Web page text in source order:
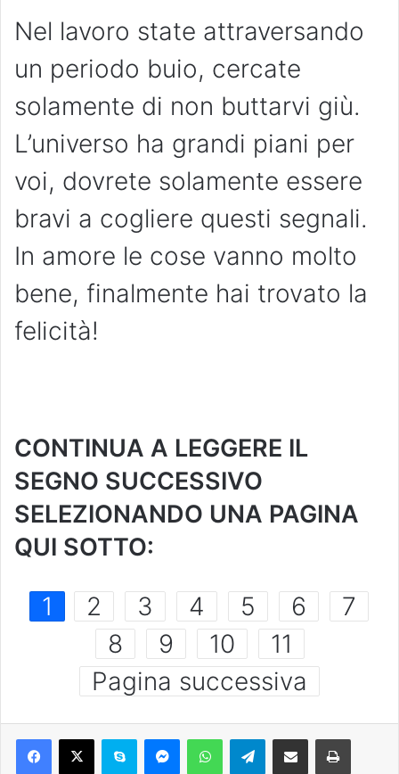
Nel lavoro state attraversando
un periodo buio, cercate
solamente di non buttarvi giù.
L’universo ha grandi piani per
voi, dovrete solamente essere
bravi a cogliere questi segnali.
In amore le cose vanno molto
bene, finalmente hai trovato la
felicità!
CONTINUA A LEGGERE IL
SEGNO SUCCESSIVO
SELEZIONANDO UNA PAGINA
QUI SOTTO:
1 2 3 4 5 6
7
8
9 10
11
Pagina successiva